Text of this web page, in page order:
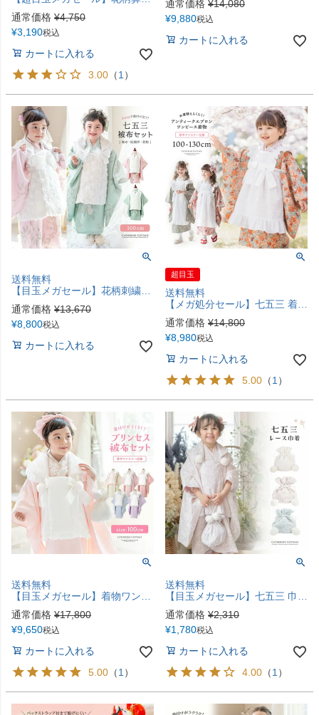
通常価格 ¥4,750
¥3,190税込
カートに入れる
3.00 （1）
通常価格 ¥14,080
¥9,880税込
カートに入れる
送料無料
【目玉メガセール】花柄刺繍チュールレース着物とバラ生地被布セット 3才 女の子 七五三 753 TAK キャサリンコテージ
通常価格 ¥13,670
¥8,800税込
カートに入れる
超目玉
送料無料
【メガ処分セール】七五三 着物 3歳 7歳 女の子 フルセット 被布セット エプロン レトロモダン アンティーク風 簡単着付け 写真映え ドレス 衣装 お祝い着 和装 前撮り 撮影 お正月 ひな祭り 雛祭り 子供 子ども キッズ キャサリンコテージ TAK
通常価格 ¥14,800
¥8,980税込
カートに入れる
5.00 （1）
送料無料
【目玉メガセール】着物ワンピース+ファー襟被布和姫セット 着脱カンタン 七五三 3歳女の子 TAK
通常価格 ¥17,800
¥9,650税込
カートに入れる
5.00 （1）
送料無料
【目玉メガセール】七五三 巾着バッグ ポンポンレース巾着 和装アクセサリー TAK
通常価格 ¥2,310
¥1,780税込
カートに入れる
4.00 （1）